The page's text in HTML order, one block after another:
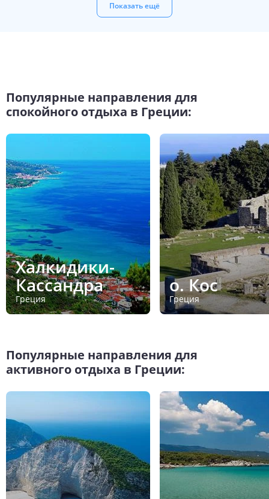
Показать ещё
Популярные направления для
спокойного отдыха в Греции:
Халкидики-
Кассандра
Греция
о. Кос
Греция
Популярные направления для
активного отдыха в Греции: